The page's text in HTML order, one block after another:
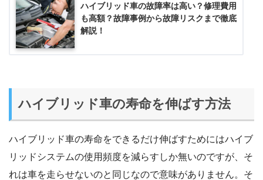
ハイブリッド車の故障率は高い？修理費用
も高額？故障事例から故障リスクまで徹底
解説！
ハイブリッド車の寿命を伸ばす方法
ハイブリッド車の寿命をできるだけ伸ばすためにはハイブ
リッドシステムの使用頻度を減らすしか無いのですが、そ
れは車を走らせないのと同じなので意味がありません。そ